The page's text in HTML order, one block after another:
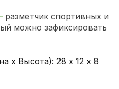
разметчик спортивных и
можно зафиксировать
х Высота): 28 х 12 х 8